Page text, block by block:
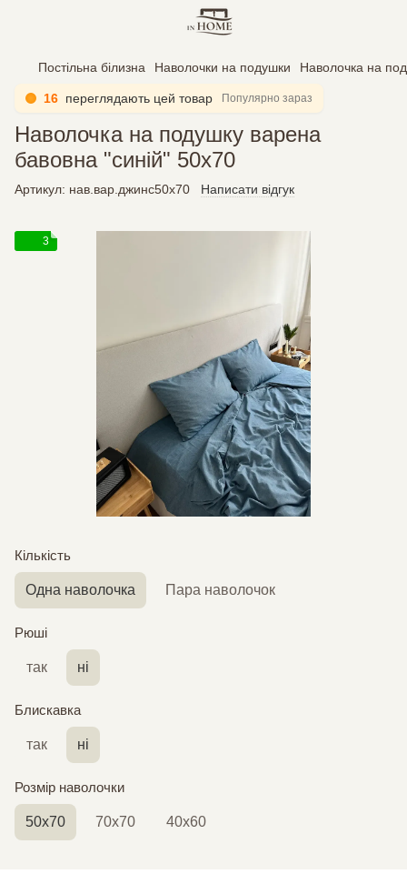
Постільна білизна Наволочки на подушки Наволочка на
16 переглядають цей товар Популярно зараз
Наволочка на подушку варена
бавовна "синій" 50х70
Артикул: нав.вар.джинс50х70 Написати відгук
3
Кількість
Одна наволочка Пара наволочок
Рюші
так ні
Блискавка
так ні
Розмір наволочки
50х70 70х70 40х60